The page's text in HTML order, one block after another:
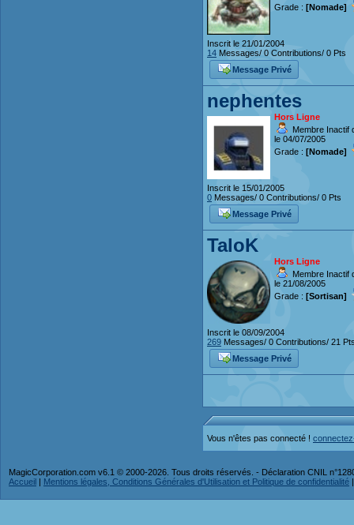
Grade : [Nomade]
Inscrit le 21/01/2004
14 Messages/ 0 Contributions/ 0 Pts
Message Privé
nephentes
Hors Ligne
Membre Inactif
le 04/07/2005
Grade : [Nomade]
Inscrit le 15/01/2005
0 Messages/ 0 Contributions/ 0 Pts
Message Privé
TaloK
Hors Ligne
Membre Inactif
le 21/08/2005
Grade : [Sortisan]
Inscrit le 08/09/2004
269 Messages/ 0 Contributions/ 21
Message Privé
Vous n'êtes pas connecté !
MagicCorporation.com v6.1 © 2000-2026. Tous droits réservés. - Déclaration CNIL
Accueil | Mentions légales, Conditions Générales d'Utilisation et Politique de confidentialité